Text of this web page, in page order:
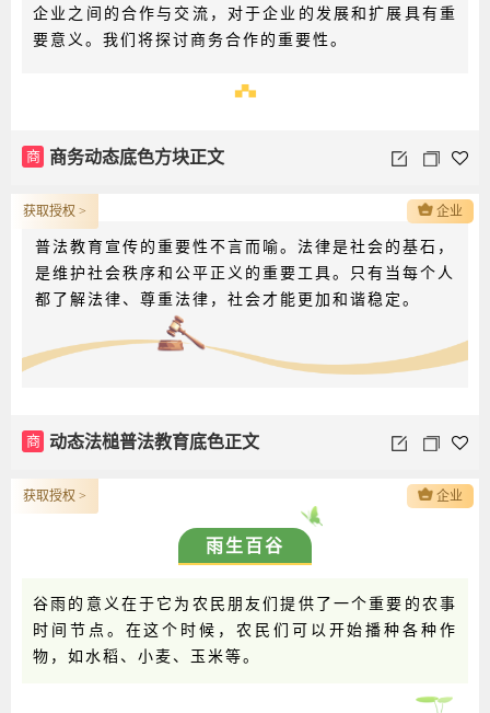
企业之间的合作与交流，对于企业的发展和扩展具有重
要意义。我们将探讨商务合作的重要性。
商 商务动态底色方块正文
普法教育宣传的重要性不言而喻。法律是社会的基石，
是维护社会秩序和公平正义的重要工具。只有当每个人
都了解法律、尊重法律，社会才能更加和谐稳定。
商 动态法槌普法教育底色正文
获取授权 > 企业
雨生百谷
谷雨的意义在于它为农民朋友们提供了一个重要的农事
时间节点。在这个时候，农民们可以开始播种各种作
物，如水稻、小麦、玉米等。
获取授权 > 企业